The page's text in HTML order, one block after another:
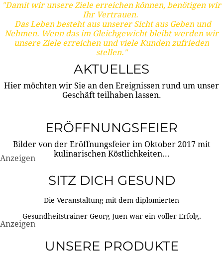
"Damit wir unsere Ziele erreichen können, benötigen wir
Ihr Vertrauen.
Das Leben besteht aus unserer Sicht aus Geben und
Nehmen. Wenn das im Gleichgewicht bleibt werden wir
unsere Ziele erreichen und viele Kunden zufrieden
stellen."
AKTUELLES
Hier möchten wir Sie an den Ereignissen rund um unser
Geschäft teilhaben lassen.
ERÖFFNUNGSFEIER
Bilder von der Eröffnungsfeier im Oktober 2017 mit
kulinarischen Köstlichkeiten...
Anzeigen
SITZ DICH GESUND
Die Veranstaltung mit dem diplomierten
Gesundheitstrainer Georg Juen war ein voller Erfolg.
Anzeigen
UNSERE PRODUKTE